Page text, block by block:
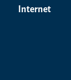
Internet